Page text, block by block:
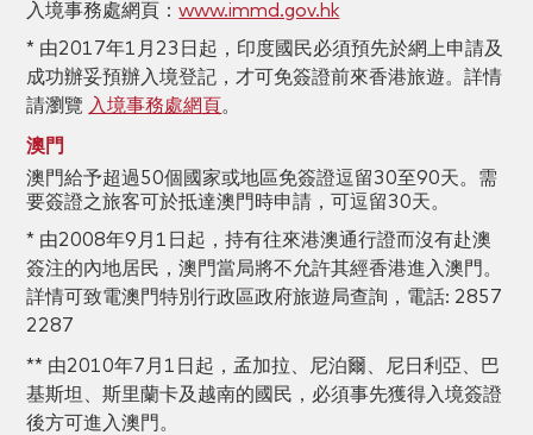
入境事務處網頁：www.immd.gov.hk
* 由2017年1月23日起，印度國民必須預先於網上申請及
成功辦妥預辦入境登記，才可免簽證前來香港旅遊。詳情
請瀏覽 入境事務處網頁 。
澳門
澳門給予超過50個國家或地區免簽證逗留30至90天。需
要簽證之旅客可於抵達澳門時申請，可逗留30天。
* 由2008年9月1日起，持有往來港澳通行證而沒有赴澳
簽注的內地居民，澳門當局將不允許其經香港進入澳門。
詳情可致電澳門特別行政區政府旅遊局查詢，電話: 2857
2287
** 由2010年7月1日起，孟加拉、尼泊爾、尼日利亞、巴
基斯坦、斯里蘭卡及越南的國民，必須事先獲得入境簽證
後方可進入澳門。